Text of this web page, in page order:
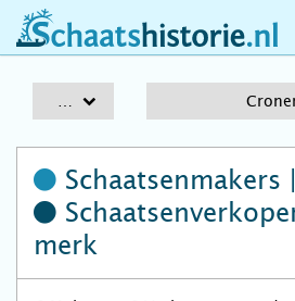
schaatshistorie.nl
Schaatsenmakers |
merk